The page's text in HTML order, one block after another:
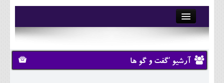
آرشیو
تماس با ما
وبلاگ
آرشیو 'گفت و گو ها